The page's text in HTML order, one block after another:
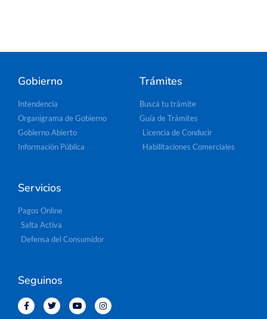
Gobierno
Intendencia
Organigrama de Gobierno
Gobierno Abierto
Información Pública
Trámites
Buscá tu trámite
Guía de Trámites
Licencia de Conducir
Habilitaciones Comerciales
Servicios
Pagos Online
Salta Activa
Defensa del Consumidor
Seguinos